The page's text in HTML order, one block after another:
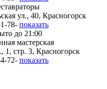
ул., 40, Красногорск
78- показать
до 21:00
мастерская
1, стр. 3, Красногорск
72- показать